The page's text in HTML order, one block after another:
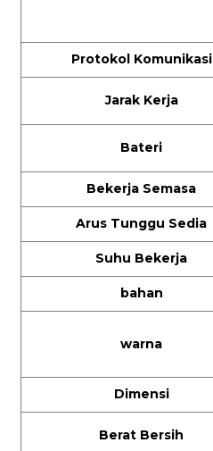
Protokol Komunikasi
Jarak Kerja
Bateri
Bekerja Semasa
Arus Tunggu Sedia
Suhu Bekerja
bahan
warna
Dimensi
Berat Bersih